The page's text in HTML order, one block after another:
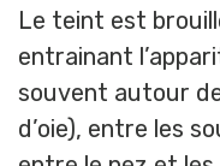
Le teint est
entrainant
souvent autour
d’oie), entre les